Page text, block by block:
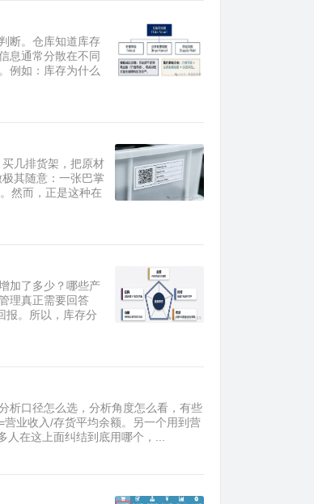
断。仓库知道库存
息通常分散在不同
例如：库存为什么
几排货架，把原材
其随意：一张巴掌
然而，正是这种在
加了多少？哪些产
理真正需要回答
报。所以，库存分
析口径怎么选，分析角度怎么看，有些
业收入/存货平均余额。另一个用到营
在这上面纠结到底用哪个，...